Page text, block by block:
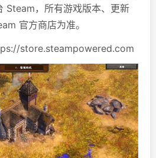
Steam，所有游戏版本、更新
官方商店为准。
store.steampowered.com